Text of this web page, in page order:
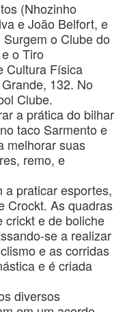
(Nhozinho
e João Belfort, e
o Clube do
o Tiro
Cultura Física
132. No
Clube.
a prática do bilhar
taco Sarmento e
melhorar suas
remo, e
a praticar esportes,
Crockt. As quadras
crickt e de boliche
se a realizar
e as corridas
e é criada
diversos